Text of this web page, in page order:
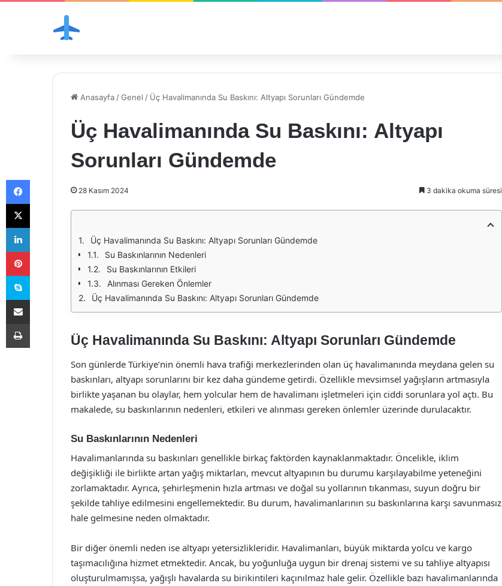
Anasayfa /Genel / Üç Havalimanında Su Baskını: Altyapı Sorunları Gündemde
Üç Havalimanında Su Baskını: Altyapı
Sorunları Gündemde
28 Kasım 2024 3 dakika okuma süresi
Üç Havalimanında Su Baskını: Altyapı Sorunları Gündemde
Su Baskınlarının Nedenleri
Su Baskınlarının Etkileri
Alınması Gereken Önlemler
Üç Havalimanında Su Baskını: Altyapı Sorunları Gündemde
Üç Havalimanında Su Baskını: Altyapı Sorunları Gündemde
Son günlerde Türkiye’nin önemli hava trafiği merkezlerinden olan üç havalimanında meydana gelen su
baskınları, altyapı sorunlarını bir kez daha gündeme getirdi. Özellikle mevsimsel yağışların artmasıyla
birlikte yaşanan bu olaylar, hem yolcular hem de havalimanı işletmeleri için ciddi sorunlara yol açtı. Bu
makalede, su baskınlarının nedenleri, etkileri ve alınması gereken önlemler üzerinde durulacaktır.
Su Baskınlarının Nedenleri
Havalimanlarında su baskınları genellikle birkaç faktörden kaynaklanmaktadır. Öncelikle, iklim
değişikliği ile birlikte artan yağış miktarları, mevcut altyapının bu durumu karşılayabilme yeteneğini
zorlamaktadır. Ayrıca, şehirleşmenin hızla artması ve doğal su yollarının tıkanması, suyun doğru bir
şekilde tahliye edilmesini engellemektedir. Bu durum, havalimanlarının su baskınlarına karşı savunmasız
hale gelmesine neden olmaktadır.
Bir diğer önemli neden ise altyapı yetersizlikleridir. Havalimanları, büyük miktarda yolcu ve kargo
taşımacılığına hizmet etmektedir. Ancak, bu yoğunluğa uygun bir drenaj sistemi ve su tahliye altyapısı
oluşturulmamışsa, yağışlı havalarda su birikintileri kaçınılmaz hale gelir. Özellikle bazı havalimanlarında
Facebook
X
LinkedIn
Pinterest
Skype
E-Posta ile paylaş